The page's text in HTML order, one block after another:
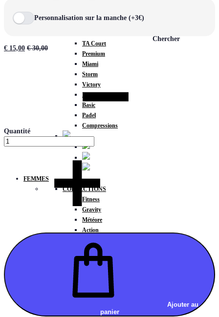
TA Court
Premium
Miami
Storm
Victory
Météore
Basic
Padel
Compressions
FEMMES
COLLECTIONS
Fitness
Gravity
Météore
Action
Brassières
Débardeurs
T-shirts manches courtes
T-shirts manches longues
Sweat-shirts
Sweats à capuche zippé
Chercher
Personnalisation sur la manche (+3€)
€ 15,00 €30,00
Quantité
Ajouter au
panier